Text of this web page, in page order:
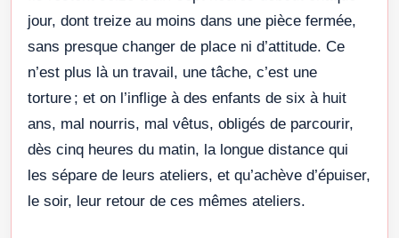
jour, dont treize au moins dans une pièce fermée,
sans presque changer de place ni d’attitude. Ce
n’est plus là un travail, une tâche, c’est une
torture ; et on l’inflige à des enfants de six à huit
ans, mal nourris, mal vêtus, obligés de parcourir,
dès cinq heures du matin, la longue distance qui
les sépare de leurs ateliers, et qu’achève d’épuiser,
le soir, leur retour de ces mêmes ateliers.